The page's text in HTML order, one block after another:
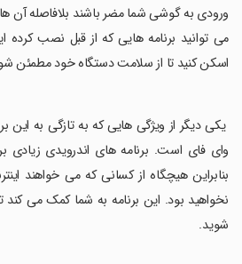
ورودی به گوشی شما مضر باشند بلافاصله آن
می توانید برنامه هایی که از قبل نصب
اسکن کنید تا از سلامت دستگاه خود مطمئن
یکی دیگر از ویژگی هایی که به تازگی به این
وای فای است. برنامه های اندرویدی
بنابراین هیچگاه از کسانی که می خواهند
نخواهید بود. این برنامه به شما کمک می
شوید.